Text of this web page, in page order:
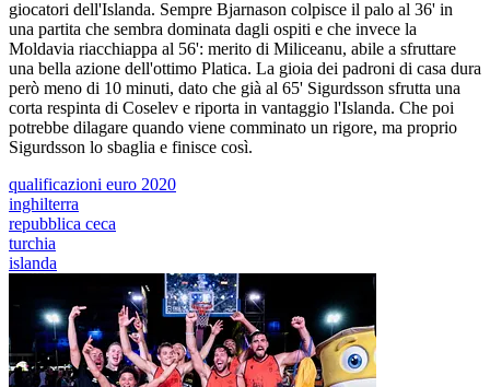
giocatori dell'Islanda. Sempre Bjarnason colpisce il palo al 36' in
una partita che sembra dominata dagli ospiti e che invece la
Moldavia riacchiappa al 56': merito di Miliceanu, abile a sfruttare
una bella azione dell'ottimo Platica. La gioia dei padroni di casa dura
però meno di 10 minuti, dato che già al 65' Sigurdsson sfrutta una
corta respinta di Coselev e riporta in vantaggio l'Islanda. Che poi
potrebbe dilagare quando viene comminato un rigore, ma proprio
Sigurdsson lo sbaglia e finisce così.
qualificazioni euro 2020
inghilterra
repubblica ceca
turchia
islanda